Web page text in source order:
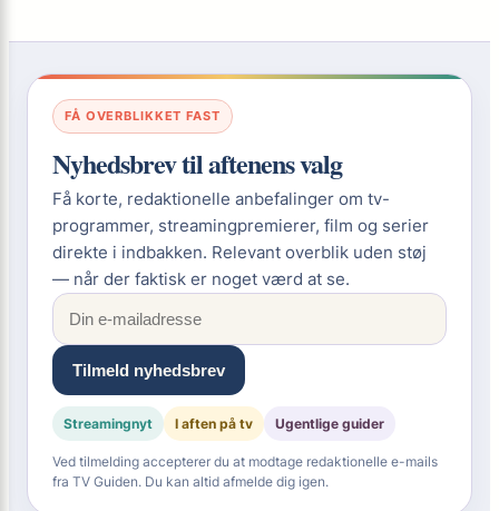
FÅ OVERBLIKKET FAST
Nyhedsbrev til aftenens valg
Få korte, redaktionelle anbefalinger om tv-
programmer, streamingpremierer, film og serier
direkte i indbakken. Relevant overblik uden støj
— når der faktisk er noget værd at se.
Tilmeld nyhedsbrev
Streamingnyt I aften på tv Ugentlige guider
Ved tilmelding accepterer du at modtage redaktionelle e-mails
fra TV Guiden. Du kan altid afmelde dig igen.